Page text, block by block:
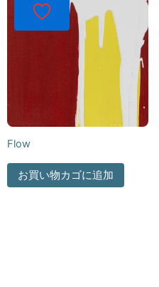
Flow
お買い物カゴに追加